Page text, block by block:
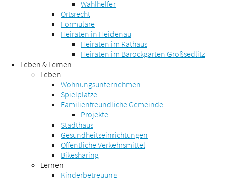
Wahlhelfer
Ortsrecht
Formulare
Heiraten in Heidenau
Heiraten im Rathaus
Heiraten im Barockgarten Großsedlitz
Leben & Lernen
Leben
Wohnungsunternehmen
Spielplätze
Familienfreundliche Gemeinde
Projekte
Stadthaus
Gesundheitseinrichtungen
Öffentliche Verkehrsmittel
Bikesharing
Lernen
Kinderbetreuung